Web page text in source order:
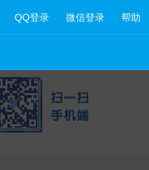
QQ登录 微信登录 帮助